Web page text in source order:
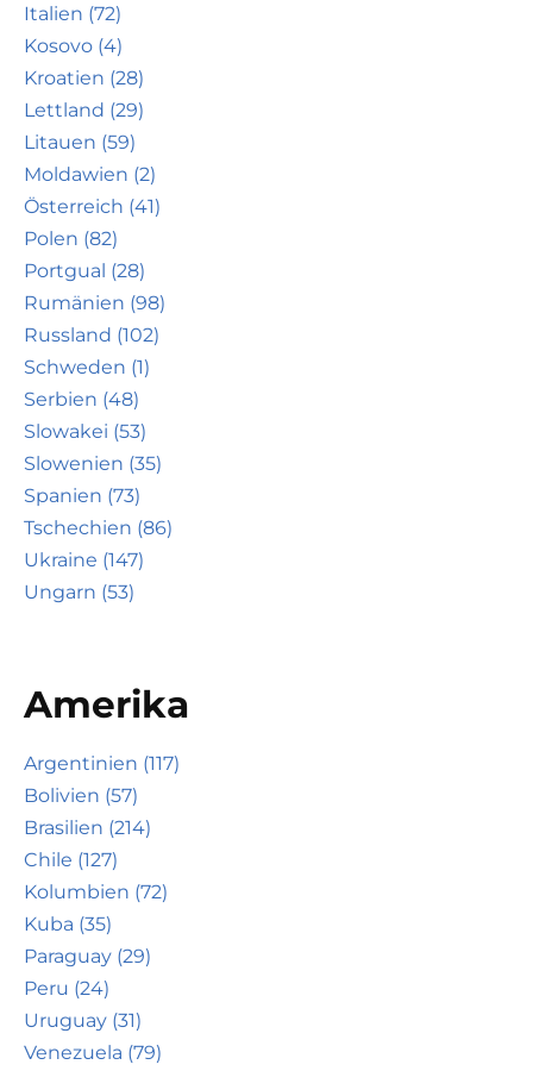
Italien (72)
Kosovo (4)
Kroatien (28)
Lettland (29)
Litauen (59)
Moldawien (2)
Österreich (41)
Polen (82)
Portgual (28)
Rumänien (98)
Russland (102)
Schweden (1)
Serbien (48)
Slowakei (53)
Slowenien (35)
Spanien (73)
Tschechien (86)
Ukraine (147)
Ungarn (53)
Amerika
Argentinien (117)
Bolivien (57)
Brasilien (214)
Chile (127)
Kolumbien (72)
Kuba (35)
Paraguay (29)
Peru (24)
Uruguay (31)
Venezuela (79)